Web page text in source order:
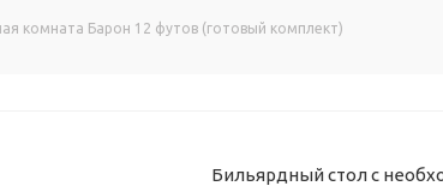
комната Барон 12 футов (готовый комплект)
Бильярдный стол с